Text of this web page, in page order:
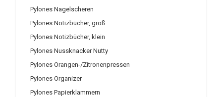
Pylones Nagelscheren
Pylones Notizbücher, groß
Pylones Notizbücher, klein
Pylones Nussknacker Nutty
Pylones Orangen-/Zitronenpressen
Pylones Organizer
Pylones Papierklammern